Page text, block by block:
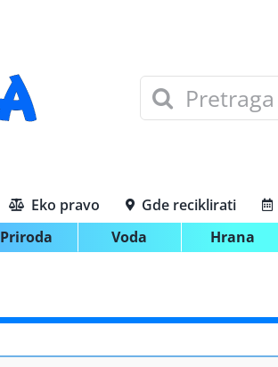
Search
for:
Priroda Voda Hrana
Eko pravo Gde reciklirati